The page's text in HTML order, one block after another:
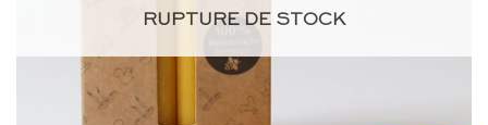
RUPTURE DE STOCK